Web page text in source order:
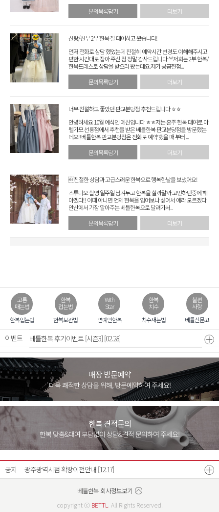
문의목록담기
더보기
신랑/신부 2부 한복 잘 대여하고 왔습니다!
먼저 전화로 상담 했었는데 친절히 예약시간 변경도 이해해주시고
편한 시간대로 잡아 주신 점 정말 감사드립니다 ^^저희는 2부 한복/
한복드레스로 상담을 받으러 왔는데요.제가 궁금한점...
문의목록담기
더보기
너무 친절하고 좋았던 판교분당점 추천드립니다 ㅎㅎ
안녕하세요 10월 예식인 예신입니다 ㅎㅎ저는 혼주 한복 대여로 아
펠가모 선릉점에서 추천을 받은 베틀한복 판교분당점을 방문했는
데요!!베틀한복 판교분당점은 전화로 예약 했을 때 부터 ...
문의목록담기
더보기
친철한 상담과 고급스러운 한복으로 행복한날을 보냈어요!
스튜디오 촬영 일주일 남겨두고 한복을 할까말까 고민하던중에 해
야겠다!! 이때 아니면 언제 한복을 입어보나 싶어서 에라 모르겠다
안산에서 가장 알아주는 베틀한복으로 달려가서...
문의목록담기
더보기
고름
매는법
한복입는법
한복
접는법
한복보관법
With
Star
연예인한복
한복
치수
치수재는법
불편
사항
베틀신문고
이벤트 베틀한복 후기이벤트 [시즌3] [02.28]
모바일 초대장 무료
매장 방문예약
더욱 쾌적한 상담을 위해, 방문예약하여 주세요!
한복 견적문의
한복 맞춤&대여 부담없이 상담&견적 문의하여 주세요!
공지
26년 8월 매장운영안내[07.21]
26년 7월 매장운영안내[06.22]
광주광역시점 확장이전안내 [12.17]
베스트리워드 선정자 발표[07.18]
베틀한복 매장운영시간 변경안내 [12.26]
베틀한복 회사정보보기
copyright ⓒ BETTL . All Rights Reserved.